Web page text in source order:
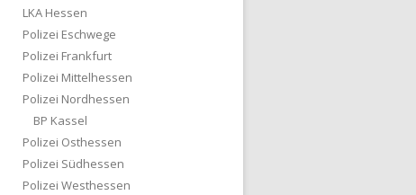
LKA Hessen
Polizei Eschwege
Polizei Frankfurt
Polizei Mittelhessen
Polizei Nordhessen
BP Kassel
Polizei Osthessen
Polizei Südhessen
Polizei Westhessen